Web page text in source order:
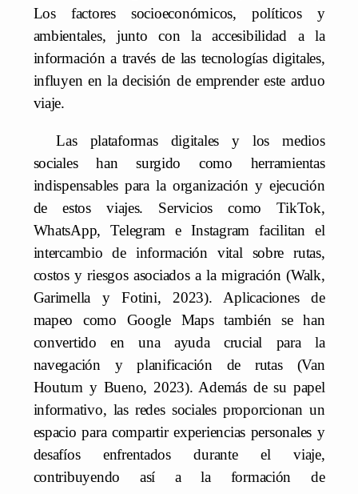
Los factores socioeconómicos, políticos y
ambientales, junto con la accesibilidad a la
información a través de las tecnologías digitales,
influyen en la decisión de emprender este arduo
viaje.
Las plataformas digitales y los medios
sociales han surgido como herramientas
indispensables para la organización y ejecución
de estos viajes. Servicios como TikTok,
WhatsApp, Telegram e Instagram facilitan el
intercambio de información vital sobre rutas,
costos y riesgos asociados a la migración (Walk,
Garimella y Fotini, 2023). Aplicaciones de
mapeo como Google Maps también se han
convertido en una ayuda crucial para la
navegación y planificación de rutas (Van
Houtum y Bueno, 2023). Además de su papel
informativo, las redes sociales proporcionan un
espacio para compartir experiencias personales y
desafíos enfrentados durante el viaje,
contribuyendo así a la formación de